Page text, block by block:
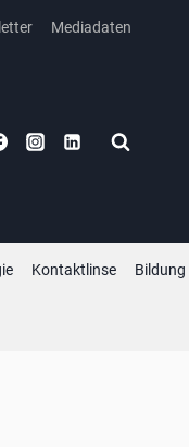
Mediadaten
Kontaktlinse Bildung